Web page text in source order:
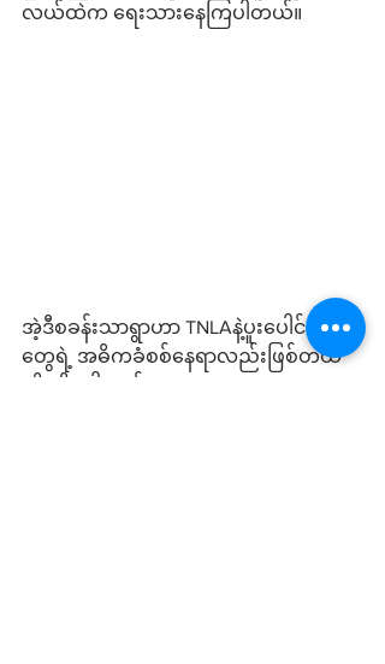
လယ်ထဲက ရေးသားနေကြပါတယ်။
အဲ့ဒီစခန်းသာရွာဟာ TNLAနဲ့ပူးပေါင်းတပ်
တွေရဲ့ အဓိကခံစစ်နေရာလည်းဖြစ်တယ်